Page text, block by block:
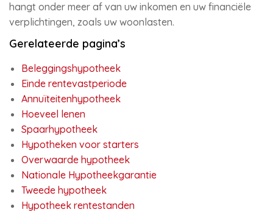
hangt onder meer af van uw inkomen en uw financiële
verplichtingen, zoals uw woonlasten.
Gerelateerde pagina’s
Beleggingshypotheek
Einde rentevastperiode
Annuïteitenhypotheek
Hoeveel lenen
Spaarhypotheek
Hypotheken voor starters
Overwaarde hypotheek
Nationale Hypotheekgarantie
Tweede hypotheek
Hypotheek rentestanden